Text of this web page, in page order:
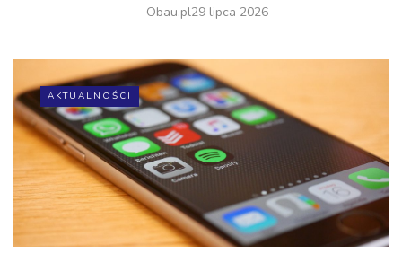
Obau.pl29 lipca 2026
AKTUALNOŚCI